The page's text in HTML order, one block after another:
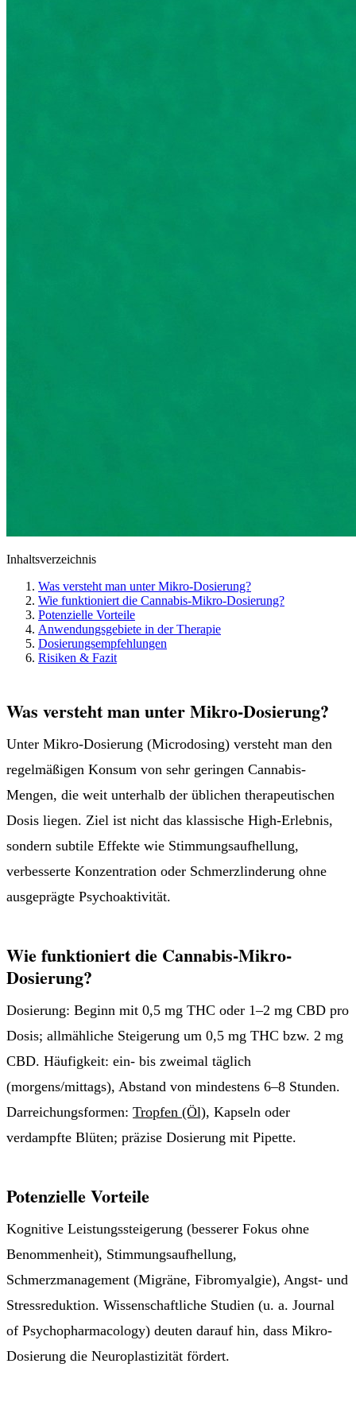
Inhaltsverzeichnis
Was versteht man unter Mikro-Dosierung?
Wie funktioniert die Cannabis-Mikro-Dosierung?
Potenzielle Vorteile
Anwendungsgebiete in der Therapie
Dosierungsempfehlungen
Risiken & Fazit
Was versteht man unter Mikro-Dosierung?
Unter Mikro-Dosierung (Microdosing) versteht man den
regelmäßigen Konsum von sehr geringen Cannabis-
Mengen, die weit unterhalb der üblichen therapeutischen
Dosis liegen. Ziel ist nicht das klassische High-Erlebnis,
sondern subtile Effekte wie Stimmungsaufhellung,
verbesserte Konzentration oder Schmerzlinderung ohne
ausgeprägte Psychoaktivität.
Wie funktioniert die Cannabis-Mikro-
Dosierung?
Dosierung: Beginn mit 0,5 mg THC oder 1–2 mg CBD pro
Dosis; allmähliche Steigerung um 0,5 mg THC bzw. 2 mg
CBD. Häufigkeit: ein- bis zweimal täglich
(morgens/mittags), Abstand von mindestens 6–8 Stunden.
Darreichungsformen: Tropfen (Öl), Kapseln oder
verdampfte Blüten; präzise Dosierung mit Pipette.
Potenzielle Vorteile
Kognitive Leistungssteigerung (besserer Fokus ohne
Benommenheit), Stimmungsaufhellung,
Schmerzmanagement (Migräne, Fibromyalgie), Angst- und
Stressreduktion. Wissenschaftliche Studien (u. a. Journal
of Psychopharmacology) deuten darauf hin, dass Mikro-
Dosierung die Neuroplastizität fördert.